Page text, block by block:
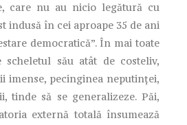
care nu au nicio legătură cu
indusă în cei aproape 35 de ani
democratică”. În mai toate
său atât de costeliv,
imense, pecinginea neputinței,
tinde să se generalizeze. Păi,
externă totală însumează